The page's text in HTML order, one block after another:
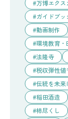
万博エクス
ガイドブッ
動画制作
環境教育・
法隆寺
税収弾性値
伝統を未来
稲田酒造
柿尽くし